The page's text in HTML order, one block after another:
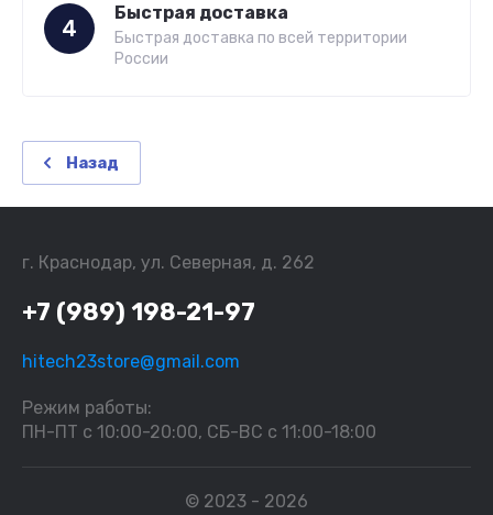
4
Быстрая доставка
Быстрая доставка по всей территории
России
Назад
г. Краснодар, ул. Северная, д. 262
+7 (989) 198-21-97
hitech23store@gmail.com
Режим работы:
ПН-ПТ с 10:00-20:00, СБ-ВС с 11:00-18:00
© 2023 - 2026